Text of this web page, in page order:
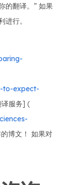
的翻译。” 如果
行。
to-expect-
服务] (
博文！ 如果对